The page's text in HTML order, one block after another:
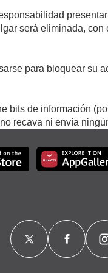
será eliminada,
para bloquear su
bits de información
recava ni envía